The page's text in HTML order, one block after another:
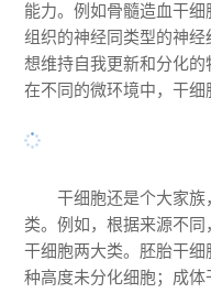
能力。例如骨髓造血干
组织的神经同类型的神
想维持自我更新和分化的
在不同的微环境中，干细
干细胞还是个大家族
类。例如，根据来源不
干细胞两大类。胚胎干
种高度未分化细胞；成